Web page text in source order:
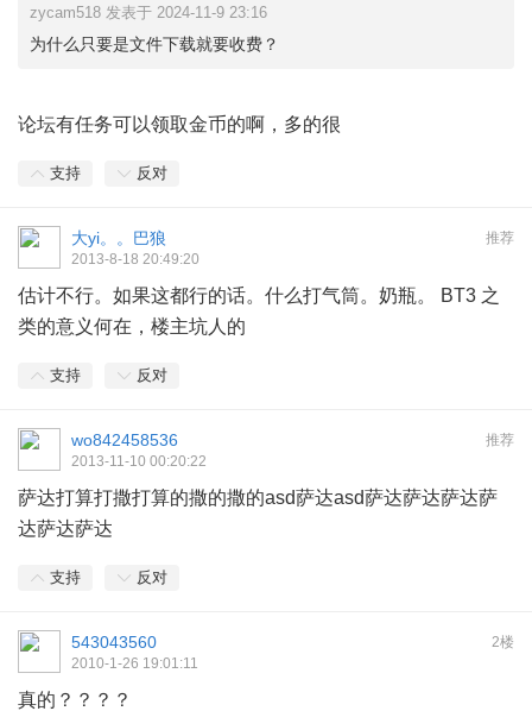
zycam518 发表于 2024-11-9 23:16
为什么只要是文件下载就要收费？
论坛有任务可以领取金币的啊，多的很
支持 反对
推荐
大yi。。巴狼
2013-8-18 20:49:20
估计不行。如果这都行的话。什么打气筒。奶瓶。 BT3 之
类的意义何在，楼主坑人的
支持 反对
推荐
wo842458536
2013-11-10 00:20:22
萨达打算打撒打算的撒的撒的asd萨达asd萨达萨达萨达萨
达萨达萨达
支持 反对
2楼
543043560
2010-1-26 19:01:11
真的？？？？